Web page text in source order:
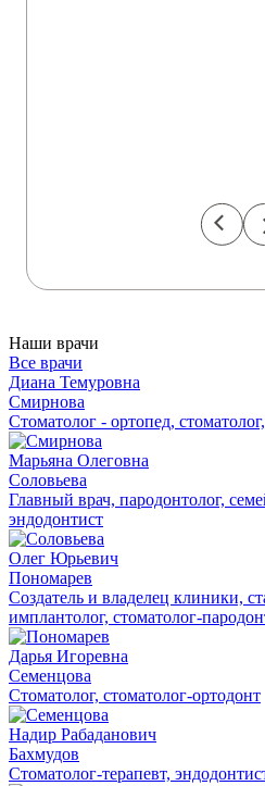
Наши врачи
Все врачи
Диана Темуровна
Смирнова
Стоматолог - ортопед,
Марьяна Олеговна
Соловьева
Главный врач, пародонтолог,
эндодонтист
Олег Юрьевич
Пономарев
Создатель и владелец клиники,
имплантолог, стоматолог-
Дарья Игоревна
Семенцова
Стоматолог, стоматолог-ортодонт
Надир Рабаданович
Бахмудов
Стоматолог-терапевт,